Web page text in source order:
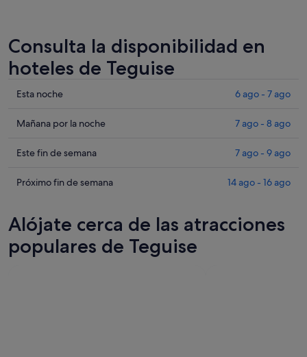
Consulta la disponibilidad en
hoteles de Teguise
Comprueba
precios
Teguise
esta
ago
7
Esta noche 6 ago - 7 ago
Comprueba
precios
Teguise
por
noche,
Mañana por la noche 7 ago - 8 ago
Comprueba
precios
para
fin
Este fin de semana 7 ago - 9 ago
Comprueba
en
Teguise
para
Próximo fin de semana 14 ago - 16 ago
Alójate cerca de las atracciones
populares de Teguise